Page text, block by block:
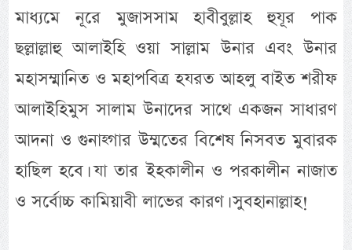
মাধ্যমে নূরে মুজাসসাম হাবীবুল্লাহ হুযূর পাক
ছল্লাল্লাহু আলাইহি ওয়া সাল্লাম উনার এবং উনার
মহাসম্মানিত ও মহাপবিত্র হযরত আহলু বাইত শরীফ
আলাইহিমুস সালাম উনাদের সাথে একজন সাধারণ
আদনা ও গুনাহ্গার উম্মতের বিশেষ নিসবত মুবারক
হাছিল হবে। যা তার ইহকালীন ও পরকালীন নাজাত
ও সর্বোচ্চ কামিয়াবী লাভের কারণ। সুবহানাল্লাহ!